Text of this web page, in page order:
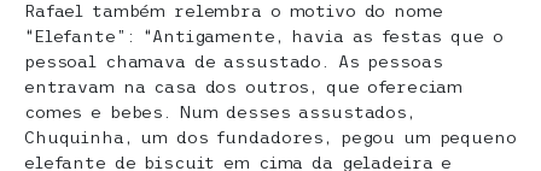
Rafael também relembra o motivo do nome
“Elefante”: “Antigamente, havia as festas que o
pessoal chamava de assustado. As pessoas
entravam na casa dos outros, que ofereciam
comes e bebes. Num desses assustados,
Chuquinha, um dos fundadores, pegou um pequeno
elefante de biscuit em cima da geladeira e